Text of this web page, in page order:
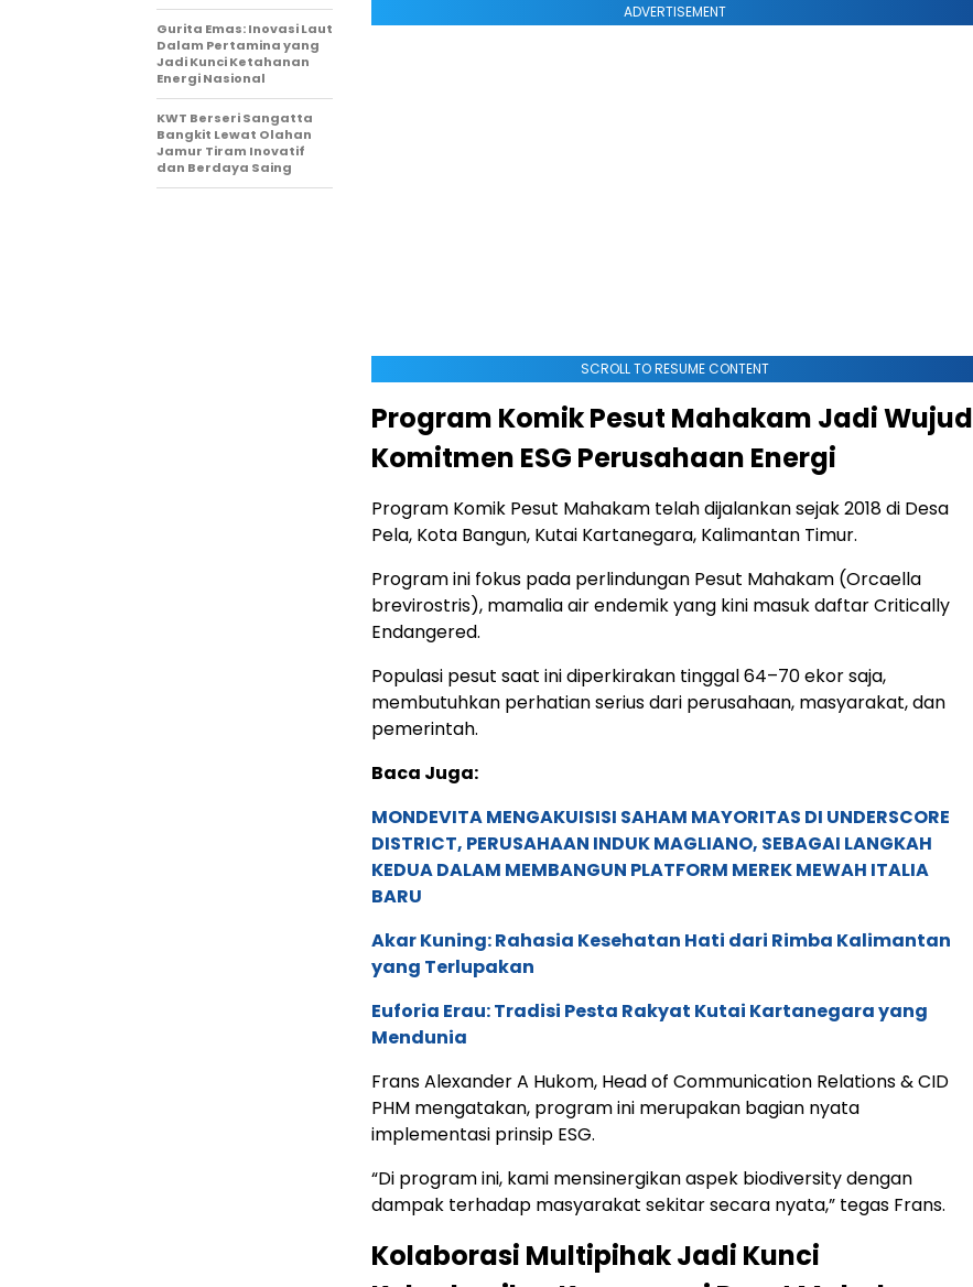
ADVERTISEMENT
SCROLL TO RESUME CONTENT
Program Komik Pesut Mahakam Jadi Wujud
Komitmen ESG Perusahaan Energi
Program Komik Pesut Mahakam telah dijalankan sejak 2018 di Desa
Pela, Kota Bangun, Kutai Kartanegara, Kalimantan Timur.
Program ini fokus pada perlindungan Pesut Mahakam (Orcaella
brevirostris), mamalia air endemik yang kini masuk daftar Critically
Endangered.
Populasi pesut saat ini diperkirakan tinggal 64–70 ekor saja,
membutuhkan perhatian serius dari perusahaan, masyarakat, dan
pemerintah.
Baca Juga:
MONDEVITA MENGAKUISISI SAHAM MAYORITAS DI UNDERSCORE
DISTRICT, PERUSAHAAN INDUK MAGLIANO, SEBAGAI LANGKAH
KEDUA DALAM MEMBANGUN PLATFORM MEREK MEWAH ITALIA
BARU
Akar Kuning: Rahasia Kesehatan Hati dari Rimba Kalimantan
yang Terlupakan
Euforia Erau: Tradisi Pesta Rakyat Kutai Kartanegara yang
Mendunia
Frans Alexander A Hukom, Head of Communication Relations & CID
PHM mengatakan, program ini merupakan bagian nyata
implementasi prinsip ESG.
“Di program ini, kami mensinergikan aspek biodiversity dengan
dampak terhadap masyarakat sekitar secara nyata,” tegas Frans.
Kolaborasi Multipihak Jadi Kunci
Gurita Emas: Inovasi Laut
Dalam Pertamina yang
Jadi Kunci Ketahanan
Energi Nasional
KWT Berseri Sangatta
Bangkit Lewat Olahan
Jamur Tiram Inovatif
dan Berdaya Saing